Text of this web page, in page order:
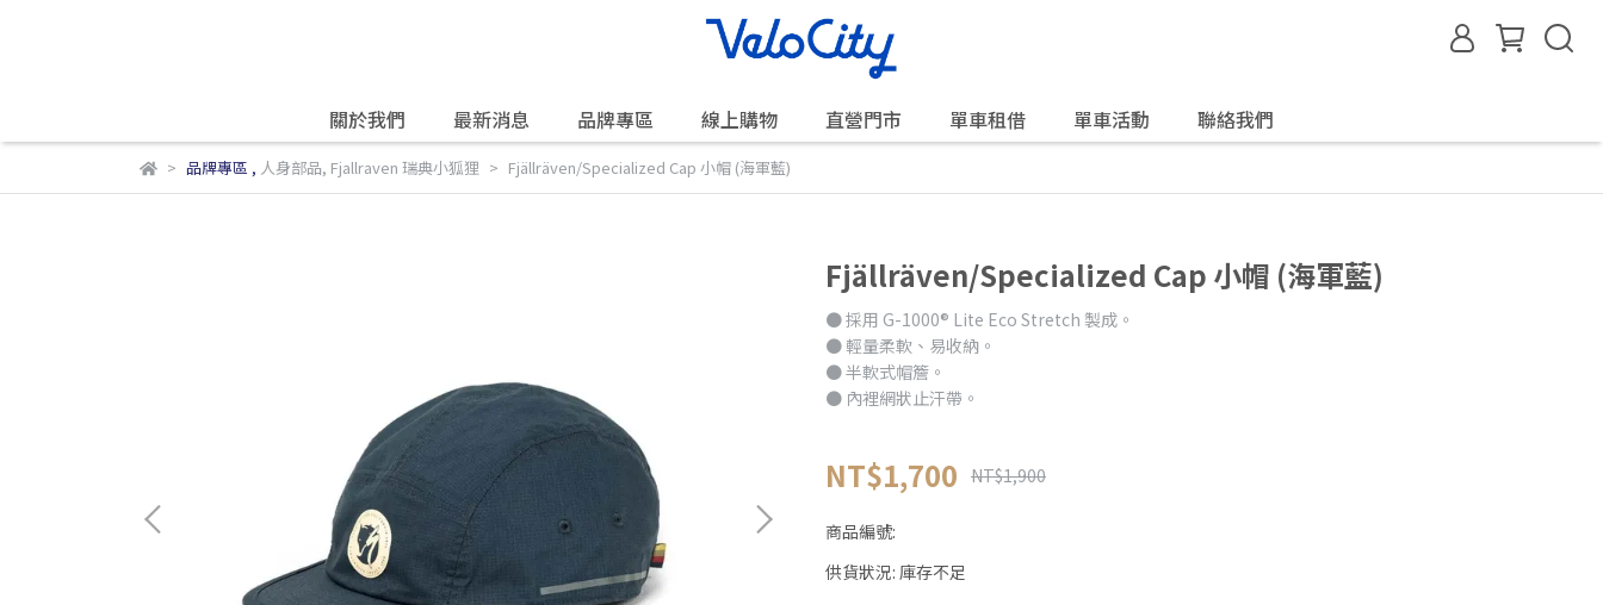
關於我們 最新消息 品牌專區 線上購物 直營門市 單車租借 單車活動 聯絡我們
品牌專區 , 人身部品, Fjallraven 瑞典小狐狸 Fjällräven/Specialized Cap 小帽 (海軍藍)
Fjällräven/Specialized Cap 小帽 (海軍藍)
● 採用 G-1000® Lite Eco Stretch 製成。
● 輕量柔軟、易收納。
● 半軟式帽簷。
● 內裡網狀止汗帶。
NT$1,700 NT$1,900
商品編號:
供貨狀況: 庫存不足